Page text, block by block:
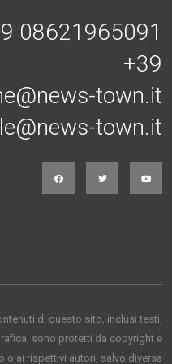
08621965091
+39
town.it
town.it
di questo sito, inclusi testi,
sono protetti da copyright e
o ai rispettivi autori, salvo diversa